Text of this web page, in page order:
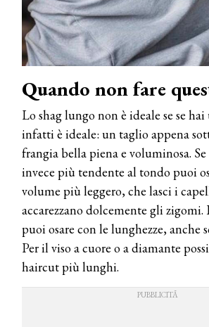
Quando non fare
Lo shag lungo non è ideale se se
infatti è ideale: un taglio appena
frangia bella piena e voluminosa.
invece più tendente al tondo puoi
volume più leggero, che lasci i
accarezzano dolcemente gli zigomi.
puoi osare con le lunghezze, anche
Per il viso a cuore o a diamante
haircut più lunghi.